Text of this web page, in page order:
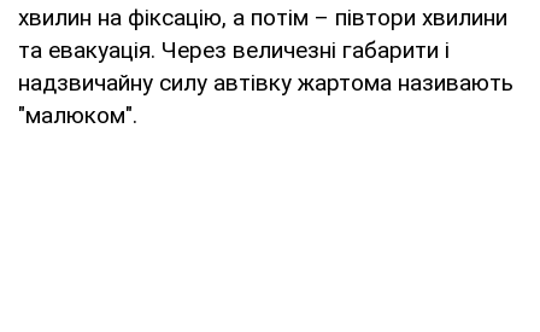
хвилин на фіксацію, а потім – півтори хвилини
та евакуація. Через величезні габарити і
надзвичайну силу автівку жартома називають
"малюком".